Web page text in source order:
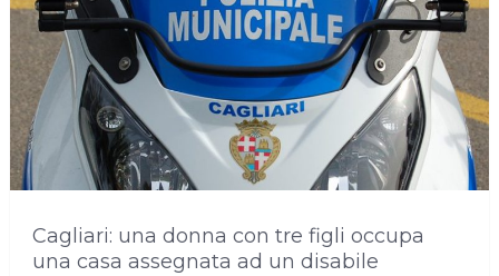
Cagliari: una donna con tre figli occupa
una casa assegnata ad un disabile